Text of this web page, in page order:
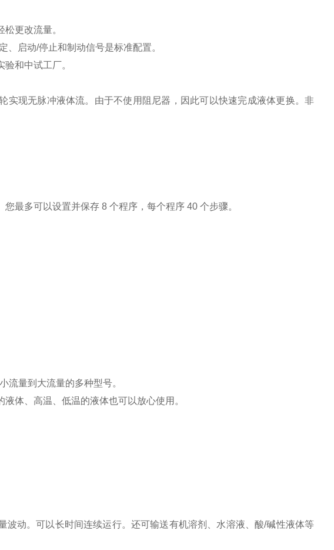
更改流量。
启动/停止和制动信号是标准配置。
和中试工厂。
实现无脉冲液体流。由于不使用阻尼器，因此可以快速完成液体更换。非
最多可以设置并保存 8 个程序，每个程序 40 个步骤。
流量到大流量的多种型号。
体、高温、低温的液体也可以放心使用。
波动。可以长时间连续运行。还可输送有机溶剂、水溶液、酸/碱性液体等